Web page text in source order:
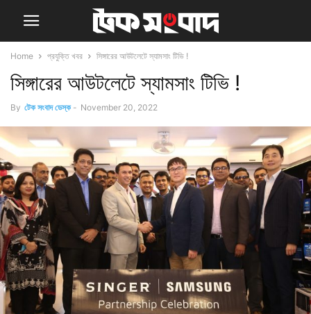
Home প্রযুক্তি খবর সিঙ্গারের আউটলেটে স্যামসাং টিভি !
সিঙ্গারের আউটলেটে স্যামসাং টিভি !
By টেক সংবাদ ডেস্ক - November 20, 2022